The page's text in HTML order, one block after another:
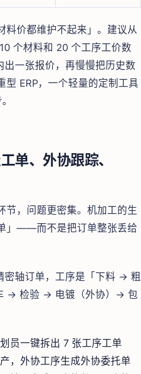
料价都维护不起来」。建议从
个材料和 20 个工序工价数
一张报价，再慢慢把历史数
型 ERP，一个轻量的定制工具
单、外协跟踪、
节，问题更密集。机加工的生
」——而不是把订单整张丢给
密轴订单，工序是「下料 → 粗
→ 检验 → 电镀（外协）→ 包
员一键拆出 7 张工序工单
，外协工序生成外协委托单